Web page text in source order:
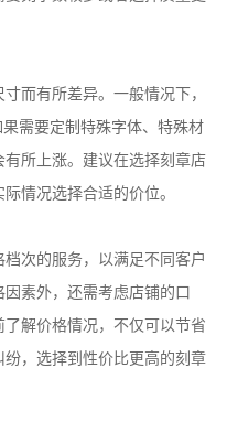
而有所差异。一般情况下，
需要定制特殊字体、特殊材
所上涨。建议在选择刻章店
情况选择合适的价位。
次的服务，以满足不同客户
素外，还需考虑店铺的口
解价格情况，不仅可以节省
，选择到性价比更高的刻章